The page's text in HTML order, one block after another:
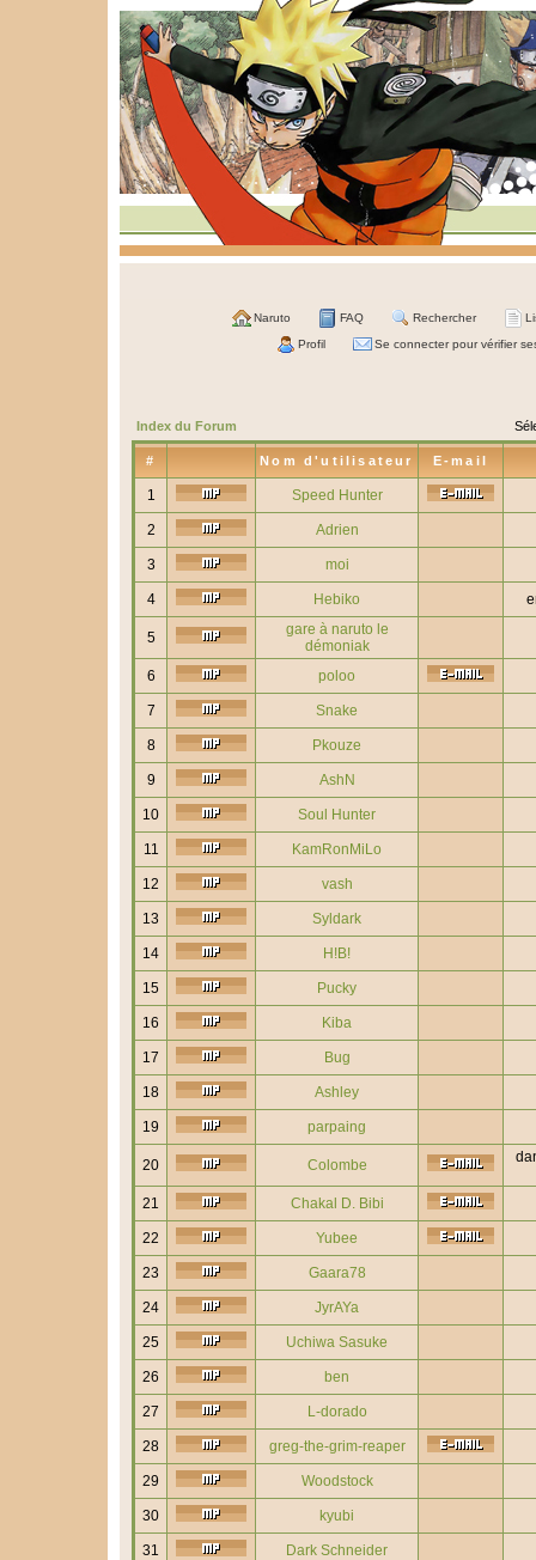
Naruto FAQ Rechercher
Profil Se connecter pour vérifier
Index du Forum
# Nom d'utilisateur E-mail
1 Speed Hunter
2 Adrien
3 moi
4 Hebiko
5
gare à naruto le
démoniak
6
poloo
7 Snake
8 Pkouze
9 AshN
10 Soul Hunter
11 KamRonMiLo
12 vash
13 Syldark
14 H!B!
15 Pucky
16 Kiba
17 Bug
18 Ashley
19 parpaing
20 Colombe
21 Chakal D. Bibi
22 Yubee
23 Gaara78
24 JyrAYa
25 Uchiwa Sasuke
26 ben
27 L-dorado
28 greg-the-grim-reaper
29 Woodstock
30 kyubi
31 Dark Schneider